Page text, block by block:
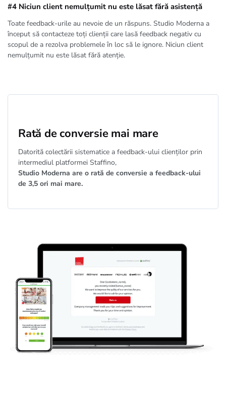
#4 Niciun client nemulțumit nu este lăsat fără asistență
Toate feedback-urile au nevoie de un răspuns. Studio Moderna a
început să contacteze toți clienții care lasă feedback negativ cu
scopul de a rezolva problemele în loc să le ignore. Niciun client
nemulțumit nu este lăsat fără atenție.
Rată de conversie mai mare
Datorită colectării sistematice a feedback-ului clienților prin
intermediul platformei Staffino,
Studio Moderna are o rată de conversie a feedback-ului
de 3,5 ori mai mare.